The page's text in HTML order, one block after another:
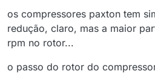
os compressores paxton tem
redução, claro, mas a maior
rpm no rotor...
o passo do rotor do